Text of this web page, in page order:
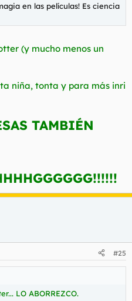
en las películas! Es ciencia
(y mucho menos un
niña, tonta y para más inri
TAMBIÉN
#25
LO ABORREZCO.